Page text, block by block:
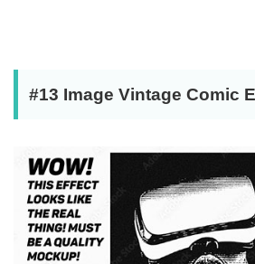
#13 Image Vintage Comic